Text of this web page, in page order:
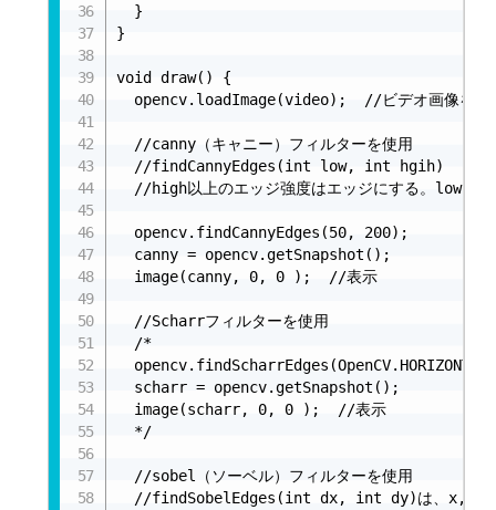
  }
}
void draw() {
opencv.loadImage(video);  //ビデオ画像をメ
  //canny（キャニー）フィルターを使用
  //findCannyEdges(int low, int hgih)
//high以上のエッジ強度はエッジにする。low以下
  opencv.findCannyEdges(50, 200);
  canny = opencv.getSnapshot();
  image(canny, 0, 0 );  //表示
  //Scharrフィルターを使用
  /*
  scharr = opencv.getSnapshot();
  image(scharr, 0, 0 );  //表示
  */
  //sobel（ソーベル）フィルターを使用
//findSobelEdges(int dx, int dy)は、x, y方